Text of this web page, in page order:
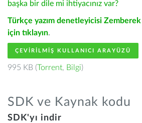
başka bir dile mi ihtiyacınız var?
Türkçe yazım denetleyicisi
için tıklayın.
ÇEVIRILMIŞ KULLANICI ARAYÜZÜ
995 KB (Torrent, Bilgi)
SDK ve Kaynak kodu
SDK'yı indir